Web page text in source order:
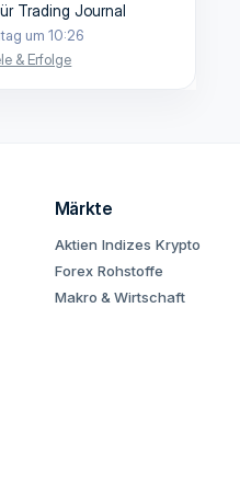
Trading Journal
um 10:26
& Erfolge
Märkte
Aktien Indizes Krypto
Forex Rohstoffe
Makro & Wirtschaft